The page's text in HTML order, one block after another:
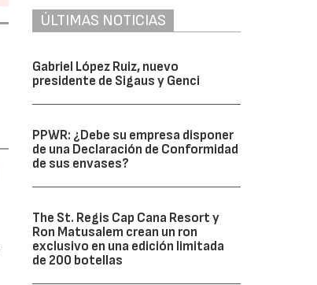
ÚLTIMAS NOTICIAS
Gabriel López Ruiz, nuevo
presidente de Sigaus y Genci
PPWR: ¿Debe su empresa disponer
de una Declaración de Conformidad
de sus envases?
The St. Regis Cap Cana Resort y
Ron Matusalem crean un ron
exclusivo en una edición limitada
de 200 botellas